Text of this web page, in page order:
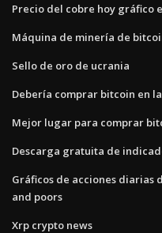
Precio del cobre hoy gráfico
Máquina de minería de
Sello de oro de ucrania
Debería comprar bitcoin en
Mejor lugar para comprar
Descarga gratuita de
Gráficos de acciones diarias
and poors
Xrp crypto news